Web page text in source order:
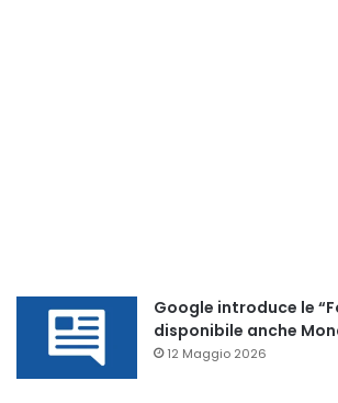
Google introduce le
disponibile anche
12 Maggio 2026